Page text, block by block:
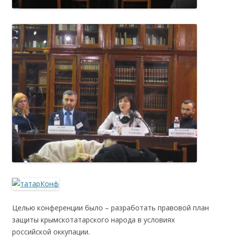
Целью конференции было – разработать правовой план
защиты крымскотатарского народа в условиях
российской оккупации.